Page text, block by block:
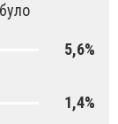
5,6%
1,4%